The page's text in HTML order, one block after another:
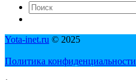
Yota-inet.ru © 2025
Политика конфиденциальности